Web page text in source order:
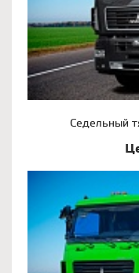
Седельный